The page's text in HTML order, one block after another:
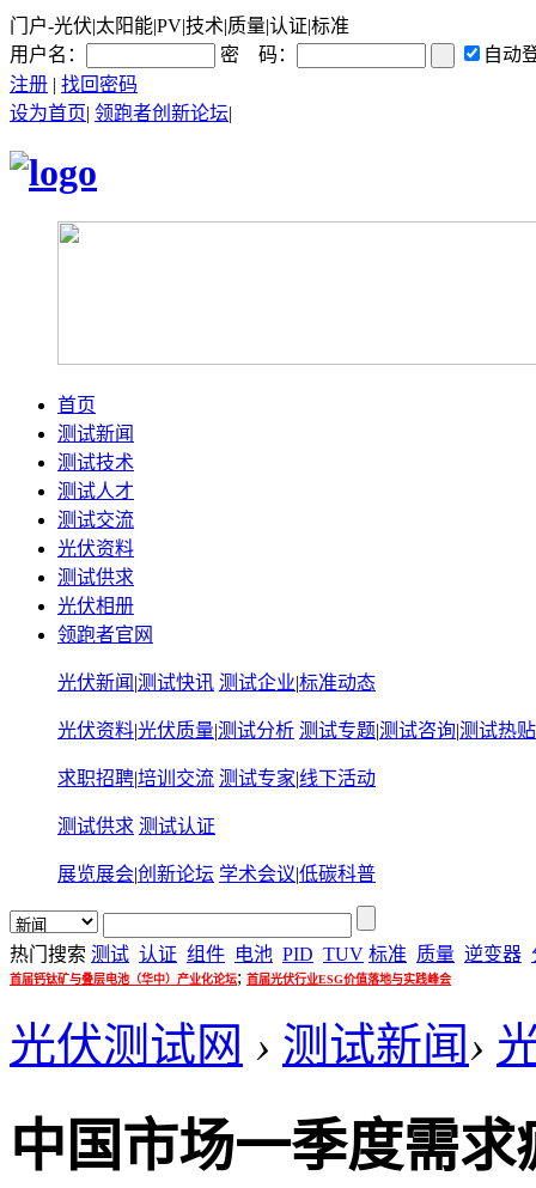
门户-光伏|太阳能|PV|技术|质量|认证|标准
用户名：
密 码：
自动
注册 | 找回密码
设为首页| 领跑者创新论坛|
首页
测试新闻
测试技术
测试人才
测试交流
光伏资料
测试供求
光伏相册
领跑者官网
光伏新闻 |测试快讯 测试企业|标准动态
光伏资料|光伏质量|测试分析 测试专题|测试咨询|测试热贴
求职招聘|培训交流 测试专家|线下活动
测试供求 测试认证
展览展会|创新论坛 学术会议|低碳科普
热门搜索 测试 认证 组件 电池 PID TUV 标准 质量 逆变器
首届钙钛矿与叠层电池（华中）产业化论坛; 首届光伏行业ESG价值落地与实践峰会
光伏测试网 › 测试新闻›
中国市场一季度需